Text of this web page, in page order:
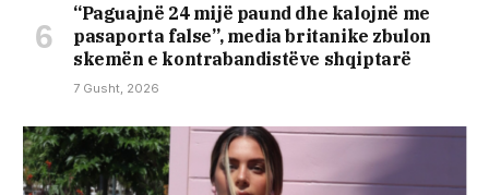
“Paguajnë 24 mijë paund dhe kalojnë me
pasaporta false”, media britanike zbulon
skemën e kontrabandistëve shqiptarë
7 Gusht, 2026